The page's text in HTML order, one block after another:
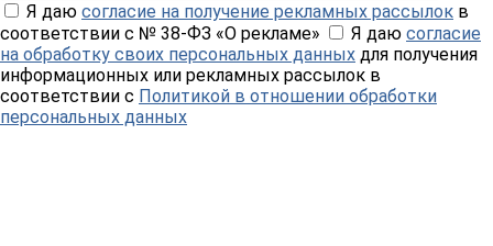
Я даю согласие на получение рекламных рассылок в
соответствии с № 38-ФЗ «О рекламе»
Я даю согласие
на обработку своих персональных данных для получения
информационных или рекламных рассылок в
соответствии с Политикой в отношении обработки
персональных данных